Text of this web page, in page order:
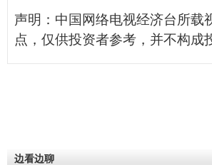
声明：中国网络电视经济台所载
点，仅供投资者参考，并不构成
边看边聊